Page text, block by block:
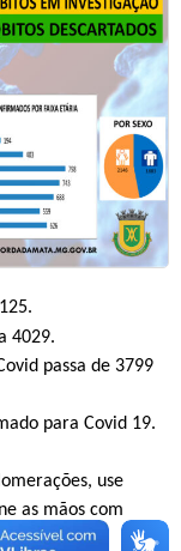
4029.
passa de 3799
para Covid 19.
use
as mãos com